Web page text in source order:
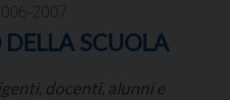
2007
SCUOLA
docenti, alunni e